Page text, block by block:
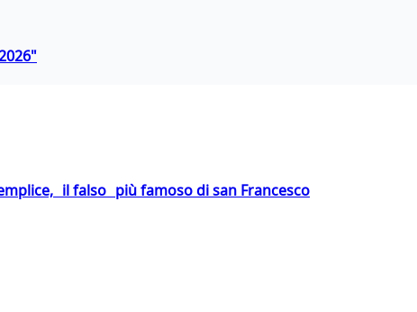
il falso più famoso di san Francesco